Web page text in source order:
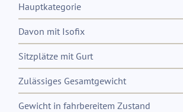
Hauptkategorie
Davon mit Isofix
Sitzplätze mit Gurt
Zulässiges Gesamtgewicht
Gewicht in fahrbereitem Zustand